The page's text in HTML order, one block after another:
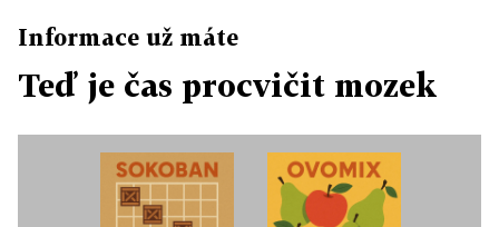
Informace už máte
Teď je čas procvičit mozek